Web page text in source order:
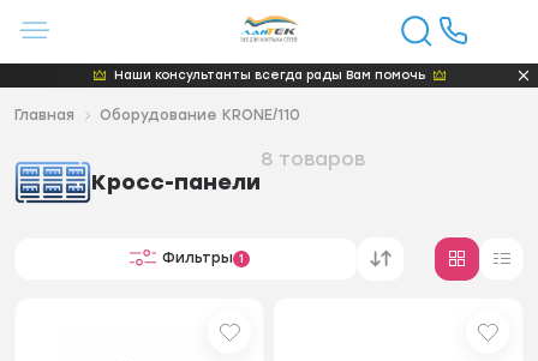
Наши консультанты всегда рады Вам помочь
Главная Оборудование KRONE/110
Кросс-панели
8 товаров
Фильтры 1